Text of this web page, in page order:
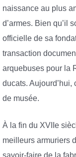
naissance au plus
d’armes. Bien qu’il
officielle de sa
transaction
arquebuses pour la
ducats.
de musée.
À la fin du XVIIe
meilleurs armuriers
savoir-faire de la